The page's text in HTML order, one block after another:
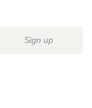
Sign up